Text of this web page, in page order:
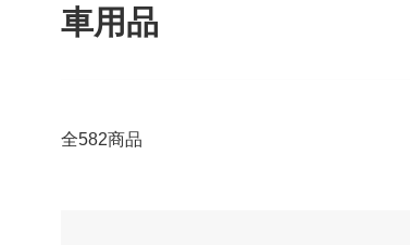
車用品
全582商品